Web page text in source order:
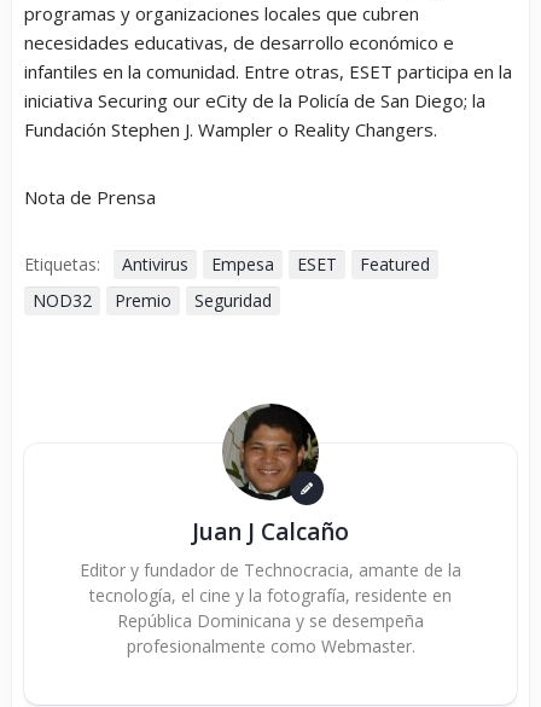
programas y organizaciones locales que cubren
necesidades educativas, de desarrollo económico e
infantiles en la comunidad. Entre otras, ESET participa en la
iniciativa Securing our eCity de la Policía de San Diego; la
Fundación Stephen J. Wampler o Reality Changers.
Nota de Prensa
Etiquetas: Antivirus Empesa ESET
Featured
NOD32
Premio Seguridad
Juan J Calcaño
Editor y fundador de Technocracia, amante de la
tecnología, el cine y la fotografía, residente en
República Dominicana y se desempeña
profesionalmente como Webmaster.